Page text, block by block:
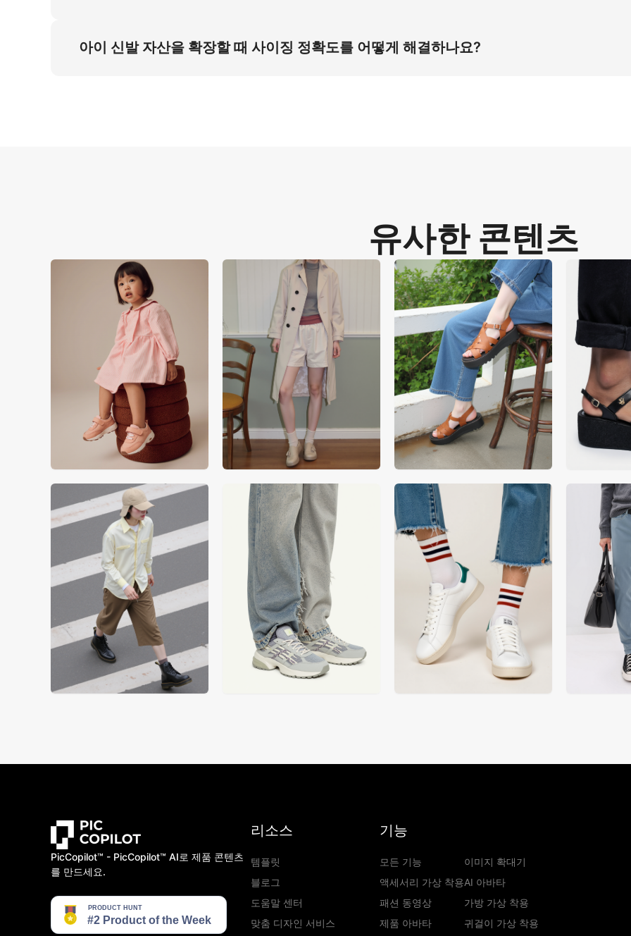
래픽을 확보하며 30개 이상 지역에서 사이징 정확도 문제를 해결합니다.
아이 신발 자산을 확장할 때 사이징 정확도를 어떻게 해결하나요?
유사한 콘텐츠
PicCopilot™️ - PicCopilot™️ AI로 제품 콘텐츠
를 만드세요.
리소스
템플릿
블로그
도움말 센터
맞춤 디자인 서비스
기능
모든 기능
액세서리 가상 착용
패션 동영상
제품 아바타
이미지 확대기
AI 아바타
가방 가상 착용
귀걸이 가상 착용